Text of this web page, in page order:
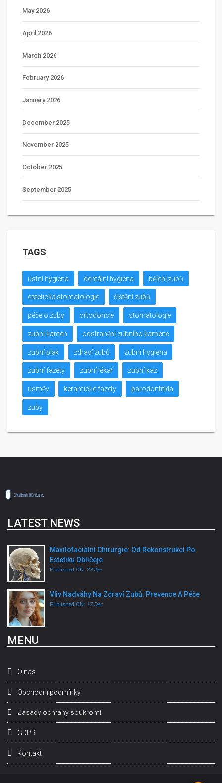
May 2026
April 2026
March 2026
February 2026
January 2026
December 2025
November 2025
October 2025
September 2025
TAGS
ústní hygiena dentální hygiena bělení zubů
estetická stomatologie čištění zubů
péče o zuby ortodoncie stomatologie
zubní kámen odstranění zubního kamene
zubní plak zdraví zubů zubní hygiena
zubní fazety zubní lékař zubní kaz
úsměv keramické fazety parodontitida
zuby
LATEST NEWS
Maxilofaciální Chirurgie: Od Rekonstrukcí Po
Estetiku Obličeje
Published ON: 27 Apr
Vliv Nadváhy Na Zdraví Zubů: Prevence A Péče
Published ON: 17 Dec
MENU
O nás
Obchodní podmínky
Zásady ochrany soukromí
GDPR
Kontakt